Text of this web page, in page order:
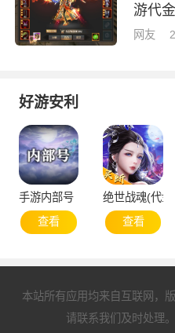
游代
网友
好游安利
手游内部号（申请）
查看
绝世战魂(代
查看
本站所有应用均来自互联网，
请联系我们及时处理